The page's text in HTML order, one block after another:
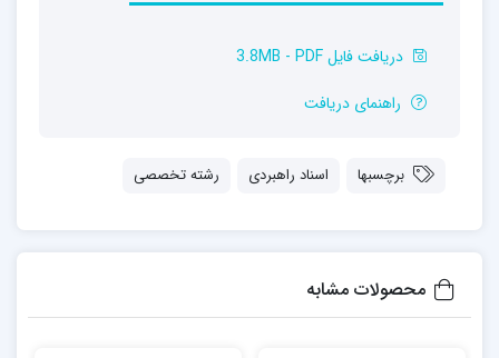
دریافت فایل 3.8MB - PDF
راهنمای دریافت
برچسبها اسناد راهبردی رشته تخصصی
محصولات مشابه